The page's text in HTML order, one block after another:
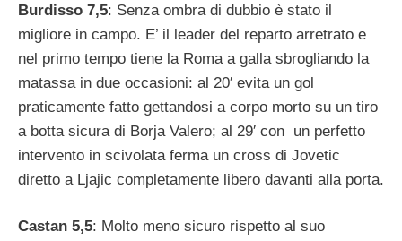
Burdisso 7,5: Senza ombra di dubbio è stato il
migliore in campo. E’ il leader del reparto arretrato e
nel primo tempo tiene la Roma a galla sbrogliando la
matassa in due occasioni: al 20′ evita un gol
praticamente fatto gettandosi a corpo morto su un tiro
a botta sicura di Borja Valero; al 29′ con un perfetto
intervento in scivolata ferma un cross di Jovetic
diretto a Ljajic completamente libero davanti alla porta.
Castan 5,5: Molto meno sicuro rispetto al suo